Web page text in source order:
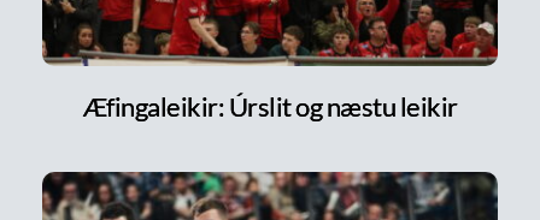
Æfingaleikir: Úrslit og næstu leikir